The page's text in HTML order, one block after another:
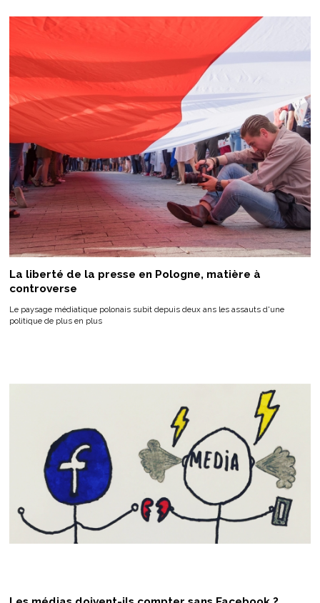
La liberté de la presse en Pologne, matière à
controverse
Le paysage médiatique polonais subit depuis deux ans les assauts d'une
politique de plus en plus